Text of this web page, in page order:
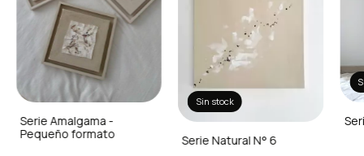
Serie Amalgama -
Pequeño formato
Sin stock
Serie Natural N° 6